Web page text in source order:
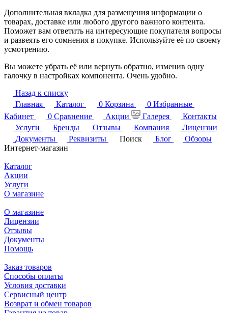
Дополнительная вкладка для размещения информации о
товарах, доставке или любого другого важного контента.
Поможет вам ответить на интересующие покупателя вопросы
и развеять его сомнения в покупке. Используйте её по своему
усмотрению.
Вы можете убрать её или вернуть обратно, изменив одну
галочку в настройках компонента. Очень удобно.
Назад к списку
Главная
Каталог 0 Корзина 0 Избранные
Кабинет
0 Сравнение Акции Галерея
Контакты
Услуги
Бренды Отзывы Компания
Лицензии
Документы
Реквизиты Поиск Блог
Обзоры
Интернет-магазин
Каталог
Акции
Услуги
О магазине
О магазине
Лицензии
Отзывы
Документы
Помощь
Заказ товаров
Способы оплаты
Условия доставки
Сервисный центр
Возврат и обмен товаров